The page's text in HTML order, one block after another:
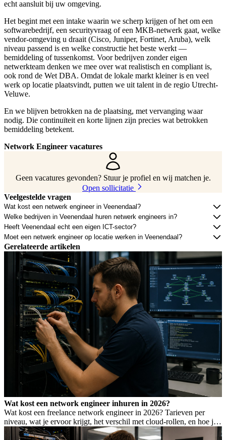
echt aansluit bij uw omgeving.
Het begint met een intake waarin we scherp krijgen of het om een
softwarebedrijf, een securityvraag of een MKB-netwerk gaat, welke
vendor-omgeving u draait (Cisco, Juniper, Fortinet, Aruba), welk
niveau passend is en welke constructie het beste werkt —
bemiddeling of tussenkomst. Voor bedrijven zonder eigen
netwerkteam denken we mee over wat realistisch en compliant is,
ook rond de Wet DBA. Omdat de lokale markt kleiner is en veel
werk op locatie plaatsvindt, putten we uit talent in de regio Utrecht-
Veluwe.
En we blijven betrokken na de plaatsing, met vervanging waar
nodig. Die continuïteit en korte lijnen zijn precies wat betrokken
bemiddeling betekent.
Network Engineer vacatures
Geen vacatures gevonden? Stuur je profiel en wij matchen je.
Open sollicitatie
Veelgestelde vragen
Wat kost een netwerk engineer in Veenendaal?
Welke bedrijven in Veenendaal huren netwerk engineers in?
Heeft Veenendaal echt een eigen ICT-sector?
Moet een netwerk engineer op locatie werken in Veenendaal?
Gerelateerde artikelen
Wat kost een network engineer inhuren in 2026?
Wat kost een freelance network engineer in 2026? Tarieven per
niveau, wat je ervoor krijgt, het verschil met cloud-rollen, en hoe je
Wet DBA-risico voorkomt.